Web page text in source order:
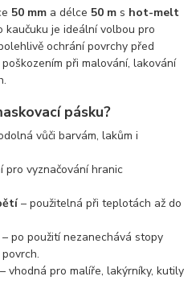
50 mm a délce 50 m s hot-melt
kaučuku je ideální volbou pro
ochrání povrchy před
při malování, lakování
pásku?
vůči barvám, lakům i
pro vyznačování hranic
– použitelná při teplotách až do
– po použití nezanechává stopy
vhodná pro malíře, lakýrníky, kutily